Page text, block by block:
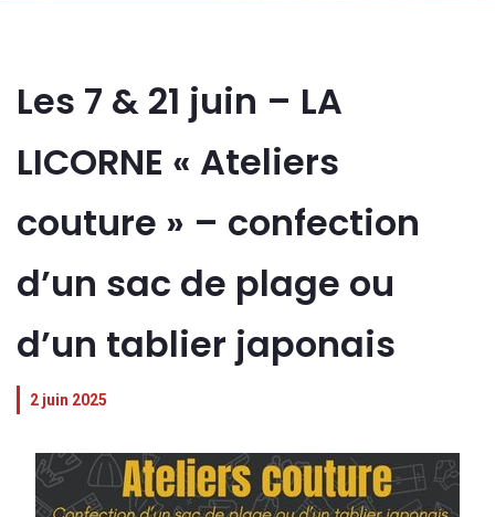
Les 7 & 21 juin – LA
LICORNE « Ateliers
couture » – confection
d’un sac de plage ou
d’un tablier japonais
2 juin 2025